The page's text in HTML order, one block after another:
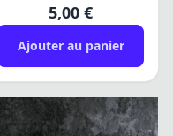
5,00 €
Ajouter au panier